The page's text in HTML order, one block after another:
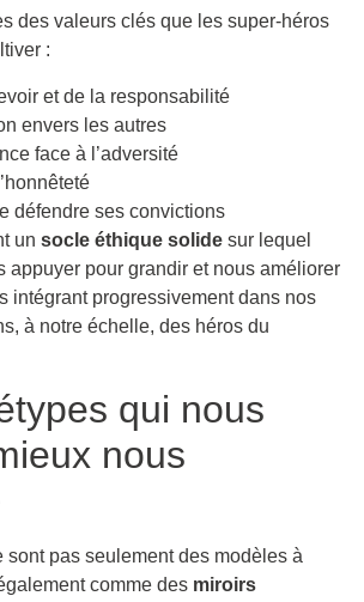
des valeurs clés que les super-héros
:
et de la responsabilité
envers les autres
face à l’adversité
défendre ses convictions
un socle éthique solide sur lequel
appuyer pour grandir et nous améliorer
intégrant progressivement dans nos
à notre échelle, des héros du
qui nous
nous
sont pas seulement des modèles à
comme des miroirs